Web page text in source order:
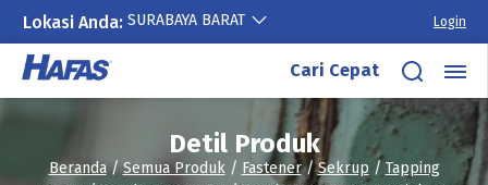
Lokasi Anda: SURABAYA BARAT Login
Lewati
konten
Cari Cepat
Detil Produk
Beranda/Semua Produk/ Fastener/Sekrup / Tapping